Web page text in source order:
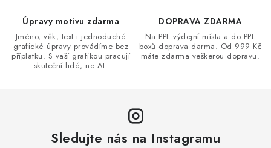
Úpravy motivu zdarma
Jméno, věk, text i jednoduché
grafické úpravy provádíme bez
příplatku. S vaší grafikou pracují
skuteční lidé, ne AI.
DOPRAVA ZDARMA
Na PPL výdejní místa a do PPL
boxů doprava darma. Od 999 Kč
máte zdarma veškerou dopravu.
Sledujte nás na Instagramu